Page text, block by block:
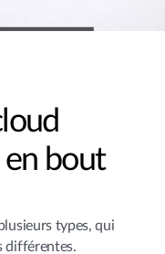
en bout
types, qui
différentes.